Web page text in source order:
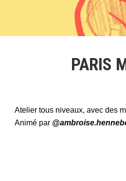
PARIS
Atelier tous niveaux, avec des
Animé par